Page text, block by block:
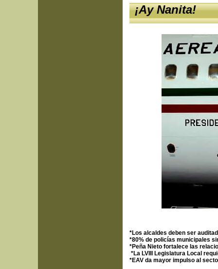
¡Ay Nanita!
*Los alcaldes deben ser
*80% de policías municipales
*Peña Nieto fortalece las
*La LVIII Legislatura Local
*EAV da mayor impulso al